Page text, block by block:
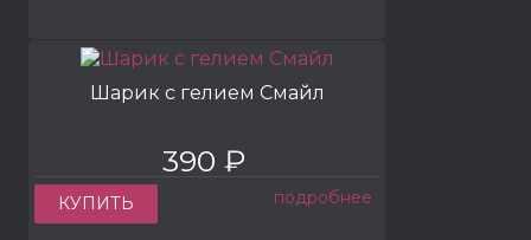
Шарик с гелием Смайл
390 ₽
КУПИТЬ подробнее